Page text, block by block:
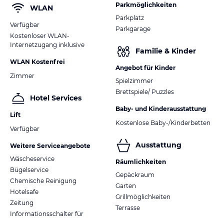
WLAN
Verfügbar
Kostenloser WLAN-
Internetzugang inklusive
WLAN Kostenfrei
Zimmer
Hotel Services
Lift
Verfügbar
Weitere Serviceangebote
Wäscheservice
Bügelservice
Chemische Reinigung
Hotelsafe
Zeitung
Informationsschalter für
Parkmöglichkeiten
Parkplatz
Parkgarage
Familie & Kinder
Angebot für Kinder
Spielzimmer
Brettspiele/ Puzzles
Baby- und Kinderausstattung
Kostenlose Baby-/Kinderbetten
Ausstattung
Räumlichkeiten
Gepäckraum
Garten
Grillmöglichkeiten
Terrasse